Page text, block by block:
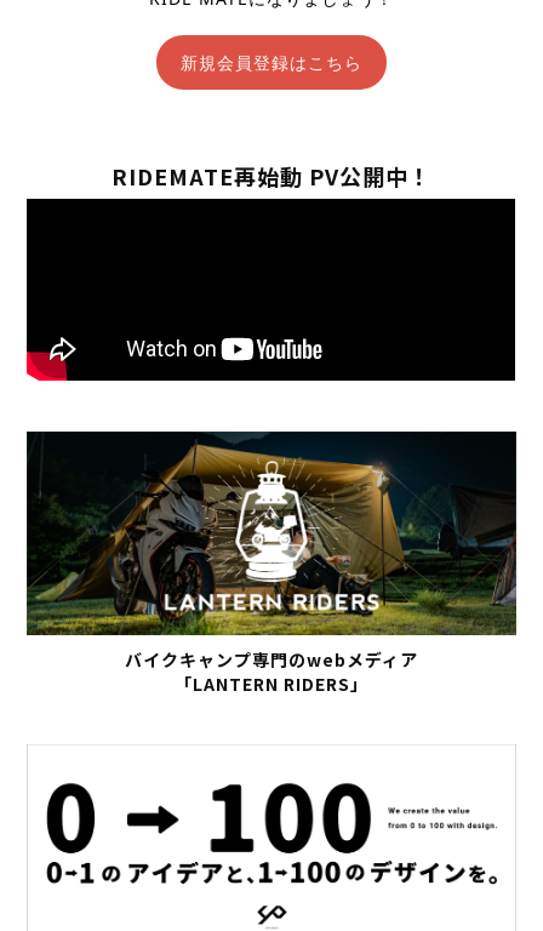
新規会員登録はこちら
RIDEMATE再始動 PV公開中！
バイクキャンプ専門のwebメディア
「LANTERN RIDERS」